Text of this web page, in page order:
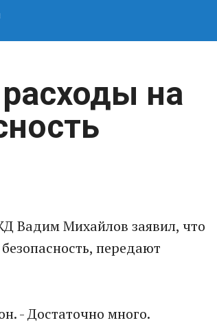
на
Вадим Михайлов заявил, что
передают
- Достаточно много.